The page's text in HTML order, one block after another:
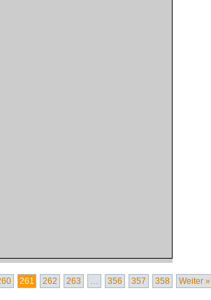
261 262 263 … 356 357 358 Weiter »